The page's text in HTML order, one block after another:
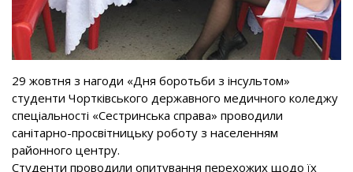
29 жовтня з нагоди «Дня боротьби з інсультом»
студенти Чортківського державного медичного коледжу
спеціальності «Сестринська справа» проводили
санітарно-просвітницьку роботу з населенням
районного центру.
Студенти проводили опитування перехожих щодо їх